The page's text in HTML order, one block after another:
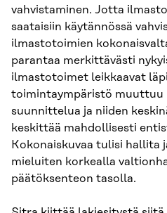
vahvistaminen. Jotta
saataisiin käytännössä
ilmastotoimien
parantaa merkittävästi
ilmastotoimet leikkaavat
toimintaympäristö muuttuu
suunnittelua ja niiden
keskittää mahdollisesti
Kokonaiskuvaa tulisi hallita
mieluiten korkealla
päätöksenteon tasolla.